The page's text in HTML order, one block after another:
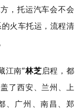
，托运汽车会不会
火车托运，流程清
江南”林芝启程，都
了西安、兰州、上
、广州、南昌、郑